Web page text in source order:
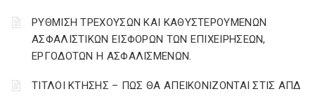
ΡΥΘΜΙΣΗ ΤΡΕΧΟΥΣΩΝ ΚΑΙ ΚΑΘΥΣΤΕΡΟΥΜΕΝΩΝ
ΑΣΦΑΛΙΣΤΙΚΩΝ ΕΙΣΦΟΡΩΝ ΤΩΝ ΕΠΙΧΕΙΡΗΣΕΩΝ,
ΕΡΓΟΔΟΤΩΝ Η ΑΣΦΑΛΙΣΜΕΝΩΝ.
ΤΙΤΛΟΙ ΚΤΗΣΗΣ – ΠΩΣ ΘΑ ΑΠΕΙΚΟΝΙΖΟΝΤΑΙ ΣΤΙΣ ΑΠΔ